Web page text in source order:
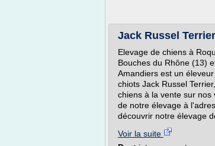
Jack Russel
Elevage de chiens à
Bouches du Rhône (13)
Amandiers est un
chiots Jack Russel
chiens à la vente sur
de notre élevage à
découvrir notre élevage
Voir la suite